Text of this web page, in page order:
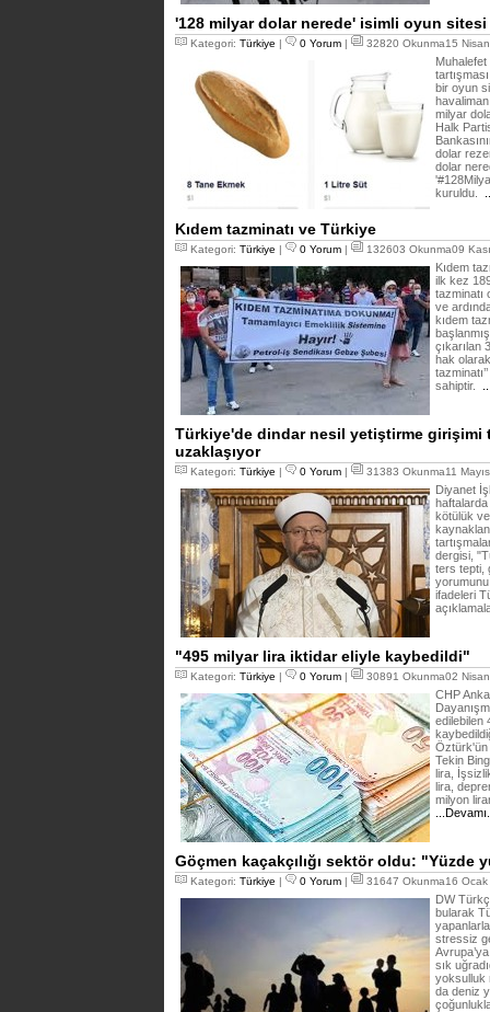
'128 milyar dolar nerede' isimli oyun
Kategori: Türkiye | 0 Yorum | 32820 Okunma15
bir oyun
milyar
Halk
dolar
dolar
kuruldu.
Kıdem tazminatı ve Türkiye
Kategori: Türkiye | 0 Yorum | 132603 Okunma09
Kıdem
ilk kez
tazminatı
ve
kıdem
çıkarılan
hak olarak
sahiptir.
Türkiye'de dindar nesil yetiştirme girişimi
uzaklaşıyor
Kategori: Türkiye | 0 Yorum | 31383 Okunma11
Diyanet
kötülük ve
dergisi,
ters tepti,
yorumunu
ifadeleri
"495 milyar lira iktidar eliyle kaybedildi"
Kategori: Türkiye | 0 Yorum | 30891 Okunma02
CHP
edilebilen
Öztürk'ün
Tekin
lira,
lira,
milyon
Göçmen kaçakçılığı sektör oldu: "Yüzde
Kategori: Türkiye | 0 Yorum | 31647 Okunma16
DW
bularak
stressiz
sık
yoksulluk
da deniz